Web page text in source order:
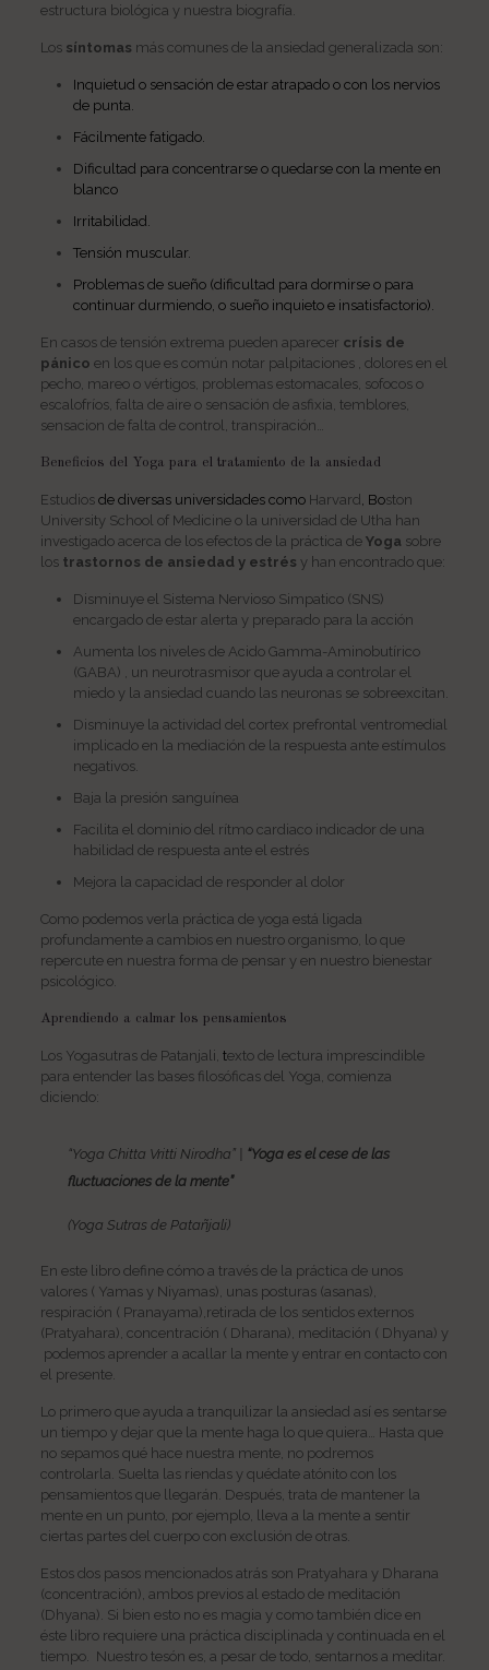
estructura biológica y nuestra biografía.
Los síntomas más comunes de la ansiedad generalizada son:
Inquietud o sensación de estar atrapado o con los nervios
de punta.
Fácilmente fatigado.
Dificultad para concentrarse o quedarse con la mente en
blanco
Irritabilidad.
Tensión muscular.
Problemas de sueño (dificultad para dormirse o para
continuar durmiendo, o sueño inquieto e insatisfactorio).
En casos de tensión extrema pueden aparecer crísis de
pánico en los que es común notar palpitaciones , dolores en el
pecho, mareo o vértigos, problemas estomacales, sofocos o
escalofríos, falta de aire o sensación de asfixia, temblores,
sensacion de falta de control, transpiración…
Beneficios del Yoga para el tratamiento de la ansiedad
Estudiosde diversas universidades como Harvard , Boston
University School of Medicine o la universidad de Utha han
investigado acerca de los efectos de la práctica de Yoga sobre
lostrastornos de ansiedad y estrés y han encontrado que:
Disminuye el Sistema Nervioso Simpatico (SNS)
encargado de estar alerta y preparado para la acción
Aumenta los niveles de Acido Gamma-Aminobutírico
(GABA) , un neurotrasmisor que ayuda a controlar el
miedo y la ansiedad cuando las neuronas se sobreexcitan.
Disminuye la actividad del cortex prefrontal ventromedial
implicado en la mediación de la respuesta ante estímulos
negativos.
Baja la presión sanguínea
Facilita el dominio del rítmo cardiaco indicador de una
habilidad de respuesta ante el estrés
Mejora la capacidad de responder al dolor
Como podemos verla práctica de yoga está ligada
profundamente a cambios en nuestro organismo, lo que
repercute en nuestra forma de pensar y en nuestro bienestar
psicológico.
Aprendiendo a calmar los pensamientos
Los Yogasutras de Patanjali, texto de lectura imprescindible
para entender las bases filosóficas del Yoga, comienza
diciendo:
“Yoga Chitta Vritti Nirodha” | “Yoga es el cese de las
fluctuaciones de la mente”
(Yoga Sutras de Patañjali)
En este libro define cómo a través de la práctica de unos
valores ( Yamas y Niyamas), unas posturas (asanas),
respiración ( Pranayama),retirada de los sentidos externos
(Pratyahara), concentración ( Dharana), meditación ( Dhyana) y
podemos aprender a acallar la mente y entrar en contacto con
el presente.
Lo primero que ayuda a tranquilizar la ansiedad así es sentarse
un tiempo y dejar que la mente haga lo que quiera… Hasta que
no sepamos qué hace nuestra mente, no podremos
controlarla. Suelta las riendas y quédate atónito con los
pensamientos que llegarán. Después, trata de mantener la
mente en un punto, por ejemplo, lleva a la mente a sentir
ciertas partes del cuerpo con exclusión de otras.
Estos dos pasos mencionados atrás son Pratyahara y Dharana
(concentración), ambos previos al estado de meditación
(Dhyana). Si bien esto no es magia y como también dice en
éste libro requiere una práctica disciplinada y continuada en el
tiempo. Nuestro tesón es, a pesar de todo, sentarnos a meditar.